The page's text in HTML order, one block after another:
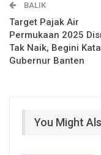
Telegram
BALIK
Target Pajak Air
Permukaan 2025
Tak Naik, Begini
Gubernur Banten
You Might